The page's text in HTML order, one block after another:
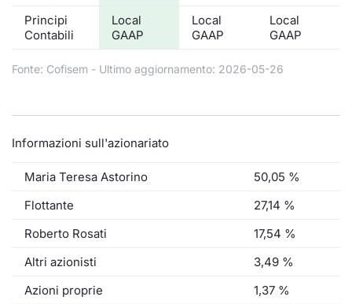
Principi
Contabili
Local
GAAP
Local
GAAP
Local
GAAP
Fonte: Cofisem - Ultimo aggiornamento: 2026-05-26
Informazioni sull'azionariato
Maria Teresa Astorino
50,05 %
Flottante
27,14 %
Roberto Rosati
17,54 %
Altri azionisti
3,49 %
Azioni proprie
1,37 %